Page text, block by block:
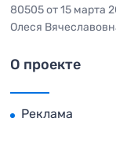
80505 от 15 марта
Олеся
О проекте
Реклама